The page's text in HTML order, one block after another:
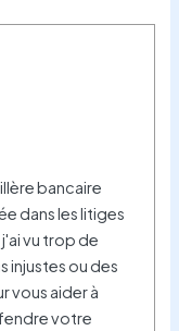
bancaire
dans les litiges
vu trop de
injustes ou des
vous aider à
votre